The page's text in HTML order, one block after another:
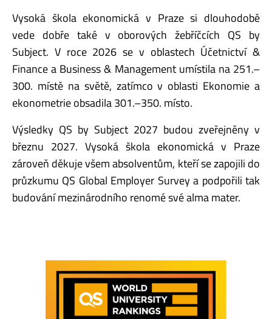
Vysoká škola ekonomická v Praze si dlouhodobě
vede dobře také v oborových žebříčcích QS by
Subject. V roce 2026 se v oblastech Účetnictví &
Finance a Business & Management umístila na 251.–
300. místě na světě, zatímco v oblasti Ekonomie a
ekonometrie obsadila 301.–350. místo.
Výsledky QS by Subject 2027 budou zveřejněny v
březnu 2027. Vysoká škola ekonomická v Praze
zároveň děkuje všem absolventům, kteří se zapojili do
průzkumu QS Global Employer Survey a podpořili tak
budování mezinárodního renomé své alma mater.